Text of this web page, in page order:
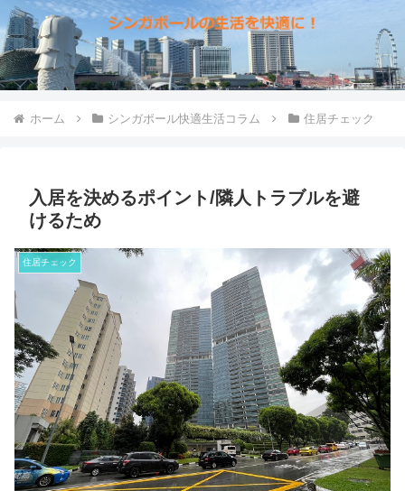
ホーム シンガポール快適生活コラム 住居チェック
入居を決めるポイント/隣人トラブルを避
けるため
住居チェック